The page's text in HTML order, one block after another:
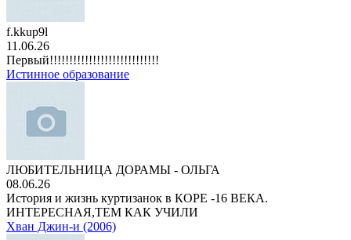
f.kkup9l
11.06.26
Первый!!!!!!!!!!!!!!!!!!!!!!!!!!!!
Истинное образование
ЛЮБИТЕЛЬНИЦА ДОРАМЫ - ОЛЬГА
08.06.26
История и жизнь куртизанок в КОРЕ -16 ВЕКА.
ИНТЕРЕСНАЯ,ТЕМ КАК УЧИЛИ
Хван Джин-и (2006)